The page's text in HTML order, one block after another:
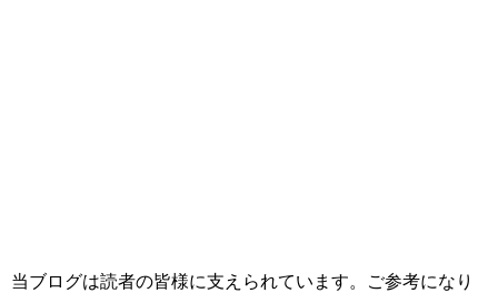
当ブログは読者の皆様に支えられています。ご参考になり